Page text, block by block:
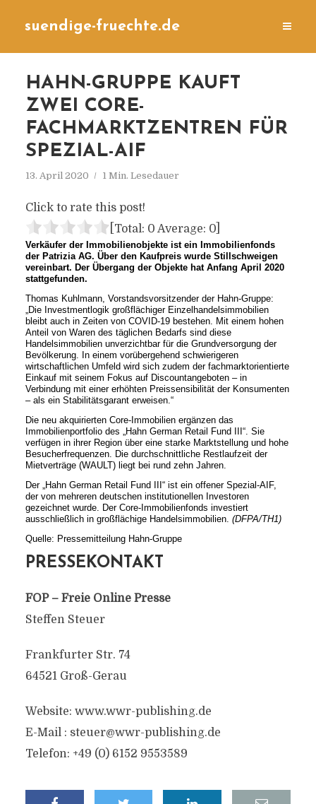
suendige-fruechte.de
HAHN-GRUPPE KAUFT
ZWEI CORE-
FACHMARKTZENTREN FÜR
SPEZIAL-AIF
13. April 2020 1 Min. Lesedauer
Click to rate this post!
[Total: 0 Average: 0]
Verkäufer der Immobilienobjekte ist ein Immobilienfonds
der Patrizia AG. Über den Kaufpreis wurde Stillschweigen
vereinbart. Der Übergang der Objekte hat Anfang April 2020
stattgefunden.
Thomas Kuhlmann, Vorstandsvorsitzender der Hahn-Gruppe:
„Die Investmentlogik großflächiger Einzelhandelsimmobilien
bleibt auch in Zeiten von COVID-19 bestehen. Mit einem hohen
Anteil von Waren des täglichen Bedarfs sind diese
Handelsimmobilien unverzichtbar für die Grundversorgung der
Bevölkerung. In einem vorübergehend schwierigeren
wirtschaftlichen Umfeld wird sich zudem der fachmarktorientierte
Einkauf mit seinem Fokus auf Discountangeboten – in
Verbindung mit einer erhöhten Preissensibilität der Konsumenten
– als ein Stabilitätsgarant erweisen.“
Die neu akquirierten Core-Immobilien ergänzen das
Immobilienportfolio des „Hahn German Retail Fund III“. Sie
verfügen in ihrer Region über eine starke Marktstellung und hohe
Besucherfrequenzen. Die durchschnittliche Restlaufzeit der
Mietverträge (WAULT) liegt bei rund zehn Jahren.
Der „Hahn German Retail Fund III“ ist ein offener Spezial-AIF,
der von mehreren deutschen institutionellen Investoren
gezeichnet wurde. Der Core-Immobilienfonds investiert
ausschließlich in großflächige Handelsimmobilien. (DFPA/TH1)
Quelle: Pressemitteilung Hahn-Gruppe
PRESSEKONTAKT
FOP – Freie Online Presse
Steffen Steuer
Frankfurter Str. 74
64521 Groß-Gerau
Website: www.wwr-publishing.de
E-Mail : steuer@wwr-publishing.de
Telefon: +49 (0) 6152 9553589